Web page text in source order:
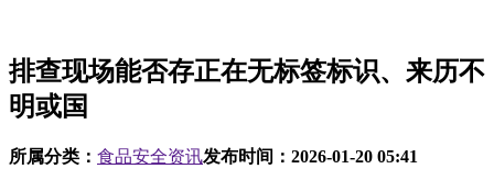
排查现场能否存正在无标签标识、来历不
明或国
所属分类： 食品安全资讯发布时间： 2026-01-20 05:41